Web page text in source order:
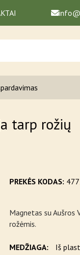
tarp rožių
PREKĖS KODAS:
Magnetas su Aušros
rožėmis.
MEDŽIAGA:
Iš